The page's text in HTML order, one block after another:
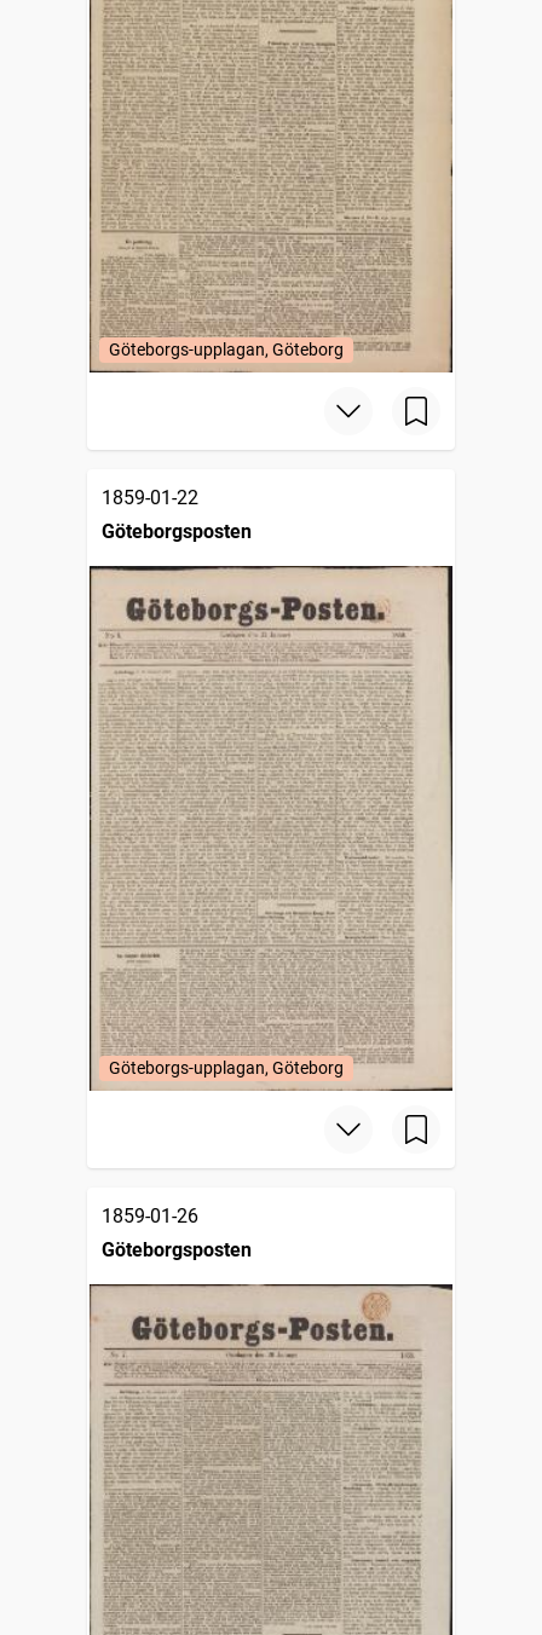
Göteborgs-upplagan, Göteborg
1859-01-22
Göteborgsposten
Göteborgs-upplagan, Göteborg
1859-01-26
Göteborgsposten